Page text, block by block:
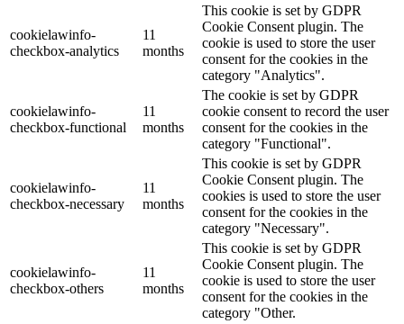
cookielawinfo-
checkbox-analytics
11
months
This cookie is set by GDPR
Cookie Consent plugin. The
cookie is used to store the user
consent for the cookies in the
category "Analytics".
cookielawinfo-
checkbox-functional
11
months
The cookie is set by GDPR
cookie consent to record the user
consent for the cookies in the
category "Functional".
cookielawinfo-
checkbox-necessary
11
months
This cookie is set by GDPR
Cookie Consent plugin. The
cookies is used to store the user
consent for the cookies in the
category "Necessary".
cookielawinfo-
checkbox-others
11
months
This cookie is set by GDPR
Cookie Consent plugin. The
cookie is used to store the user
consent for the cookies in the
category "Other.